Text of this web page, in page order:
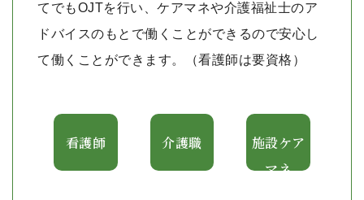
てでもOJTを行い、ケアマネや介護福祉士のア
ドバイスのもとで働くことができるので安心し
て働くことができます。（看護師は要資格）
看護師 介護職
施設ケア
マネ